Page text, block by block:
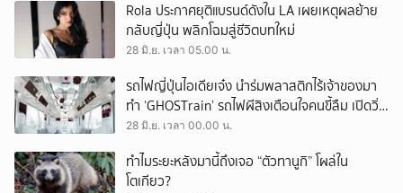
Rola ประกาศยุติแบรนด์ดังใน LA เผยเหตุผลย้าย
กลับญี่ปุ่น พลิกโฉมสู่ชีวิตบทใหม่
28 มิ.ย. เวลา 05.00 น.
รถไฟญี่ปุ่นไอเดียเจ๋ง นำร่มพลาสติกไร้เจ้าของมา
ทำ ‘GHOSTrain’ รถไฟผีสิงเตือนใจคนขี้ลืม เปิดวิ่ง
ถึง 12 กรกฎาคมนี้
28 มิ.ย. เวลา 00.00 น.
ทำไมระยะหลังมานี้ถึงเจอ “ตัวทานูกิ” โผล่ใน
โตเกียว?